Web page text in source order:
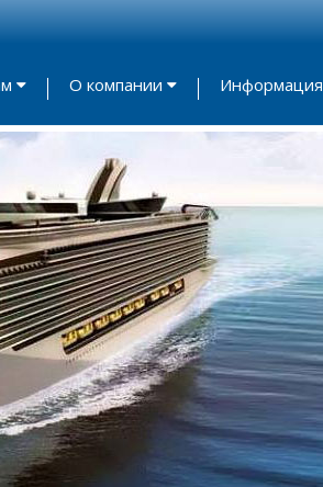
О компании Информация